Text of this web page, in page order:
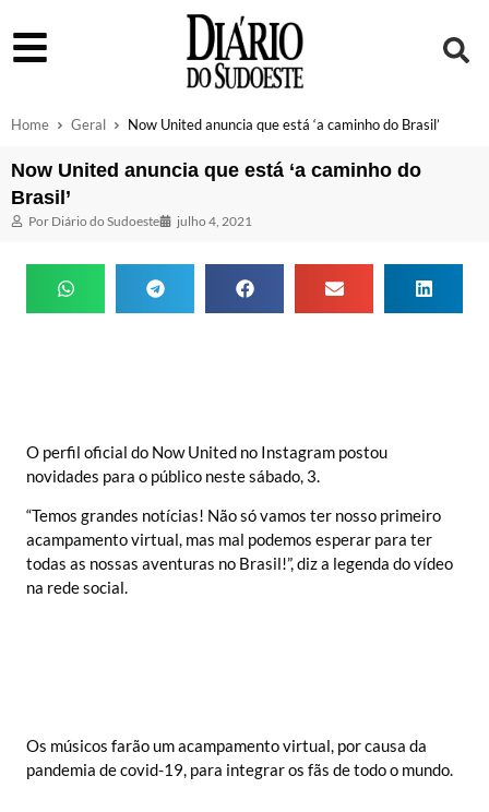
Home Geral Now United anuncia que está ‘a caminho do Brasil’
Now United anuncia que está ‘a caminho do
Brasil’
Por Diário do Sudoeste julho 4, 2021
O perfil oficial do Now United no Instagram postou
novidades para o público neste sábado, 3.
“Temos grandes notícias! Não só vamos ter nosso primeiro
acampamento virtual, mas mal podemos esperar para ter
todas as nossas aventuras no Brasil!”, diz a legenda do vídeo
na rede social.
Os músicos farão um acampamento virtual, por causa da
pandemia de covid-19, para integrar os fãs de todo o mundo.